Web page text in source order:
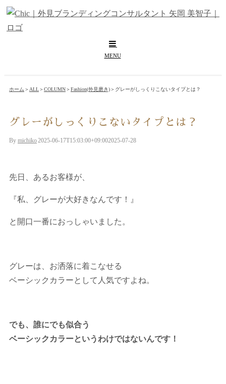
Skip
to
ホーム ＞ ALL＞COLUMN＞Fashion(外見磨き)＞ グレーがしっくりこないタイプとは？
グレーがしっくりこないタイプとは？
By michiko2025-06-17T15:03:00+09:002025-07-28
先日、あるお客様が、
『私、グレーが大好きなんです！』
と開口一番におっしゃいました。
グレーは、お洒落に着こなせる
ベーシックカラーとして人気ですよね。
でも、誰にでも似合う
ベーシックカラーというわけではないんです！